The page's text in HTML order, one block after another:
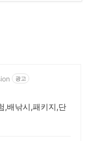
광고
,배낚시,패키지,단